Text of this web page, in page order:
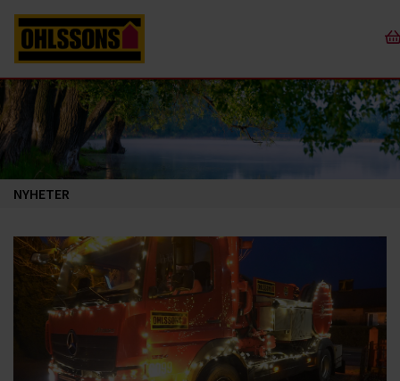
NYHETER